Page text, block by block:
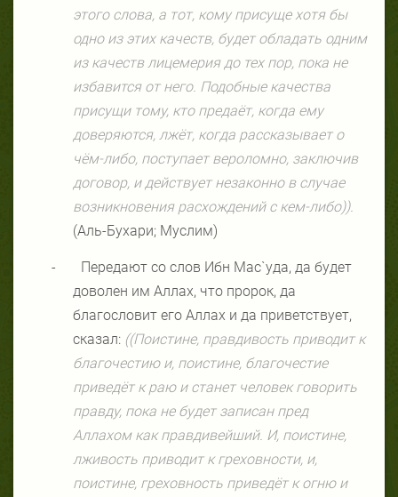
этого слова, а тот, кому присуще хотя бы
одно из этих качеств, будет обладать одним
из качеств лицемерия до тех пор, пока не
избавится от него. Подобные качества
присущи тому, кто предаёт, когда ему
доверяются, лжёт, когда рассказывает о
чём-либо, поступает вероломно, заключив
договор, и действует незаконно в случае
возникновения расхождений с кем-либо)).
(Аль-Бухари; Муслим)
-
Передают со слов Ибн Мас`уда, да будет
доволен им Аллах, что пророк, да
благословит его Аллах и да приветствует,
сказал: ((Поистине, правдивость приводит к
благочестию и, поистине, благочестие
приведёт к раю и станет человек говорить
правду, пока не будет записан пред
Аллахом как правдивейший. И, поистине,
лживость приводит к греховности, и,
поистине, греховность приведёт к огню и